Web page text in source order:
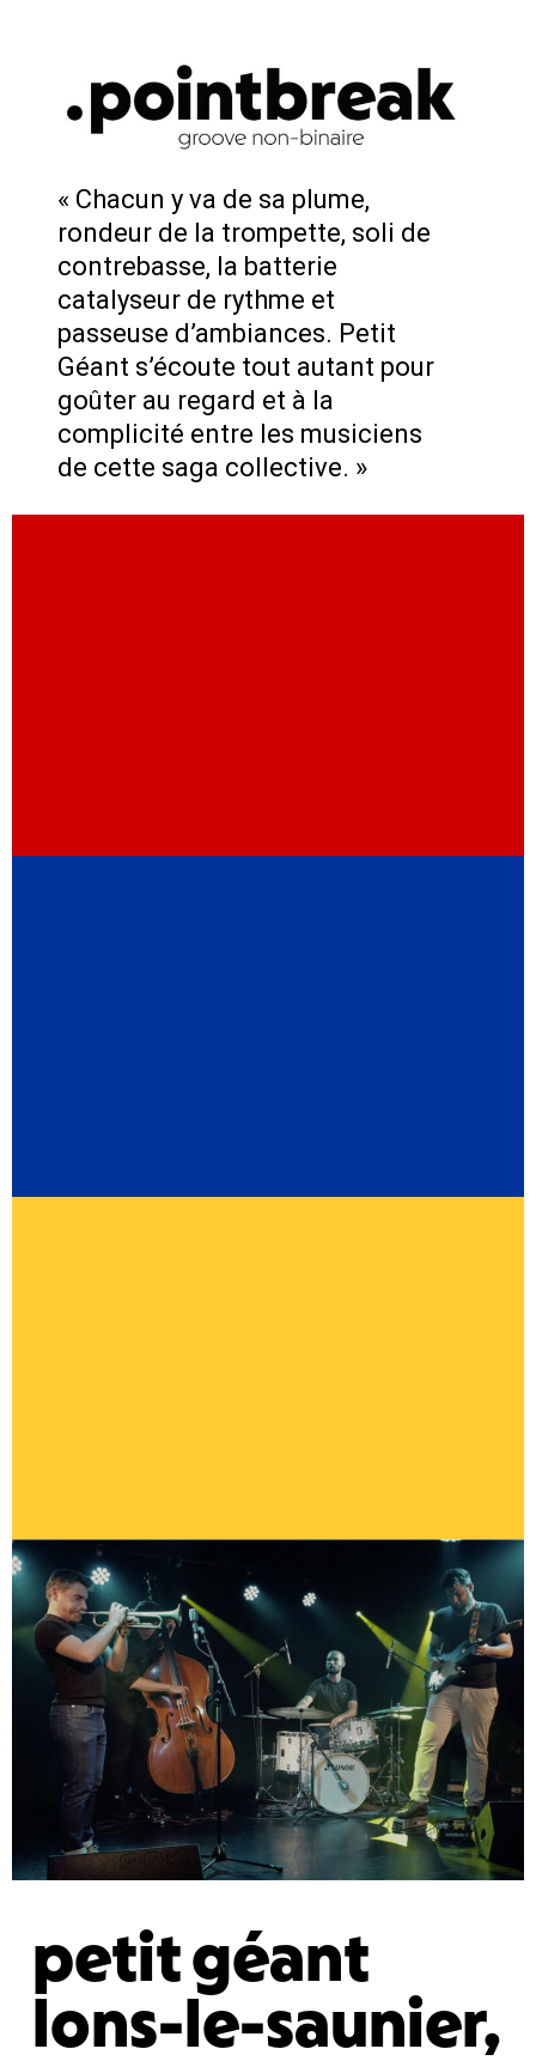
« Chacun y va de sa plume,
rondeur de la trompette, soli de
contrebasse, la batterie
catalyseur de rythme et
passeuse d’ambiances. Petit
Géant s’écoute tout autant pour
goûter au regard et à la
complicité entre les musiciens
de cette saga collective. »
petit géant
lons-le-saunier,